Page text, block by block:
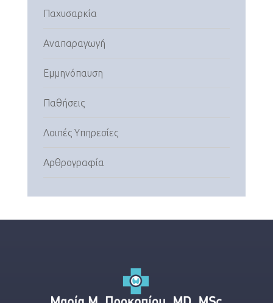
Παχυσαρκία
Αναπαραγωγή
Εμμηνόπαυση
Παθήσεις
Λοιπές Υπηρεσίες
Αρθρογραφία